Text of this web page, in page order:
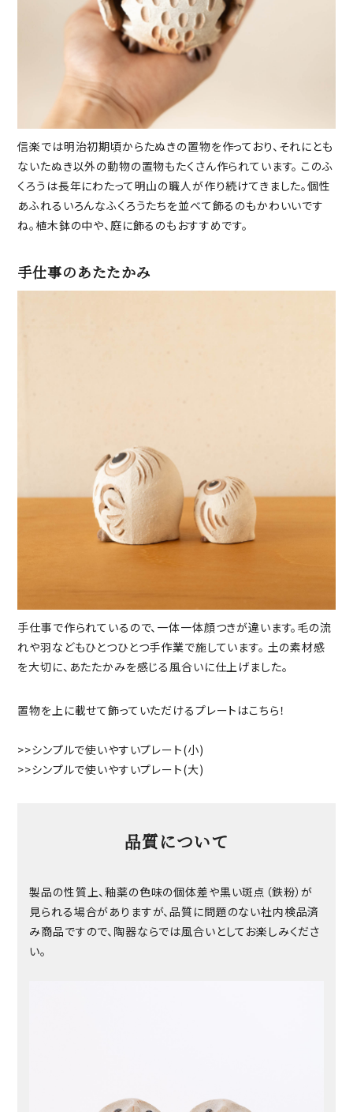
信楽では明治初期頃からたぬきの置物を作っており、それにとも
ないたぬき以外の動物の置物もたくさん作られています。 このふ
くろうは長年にわたって明山の職人が作り続けてきました。個性
あふれるいろんなふくろうたちを並べて飾るのもかわいいです
ね。植木鉢の中や、庭に飾るのもおすすめです。
手仕事のあたたかみ
手仕事で作られているので、一体一体顔つきが違います。毛の流
れや羽などもひとつひとつ手作業で施しています。 土の素材感
を大切に、あたたかみを感じる風合いに仕上げました。
置物を上に載せて飾っていただけるプレートはこちら！
>>シンプルで使いやすいプレート(小)
>>シンプルで使いやすいプレート(大)
品質について
製品の性質上、釉薬の色味の個体差や黒い斑点（鉄粉）が
見られる場合がありますが、品質に問題のない社内検品済
み商品ですので、陶器ならでは風合いとしてお楽しみくださ
い。